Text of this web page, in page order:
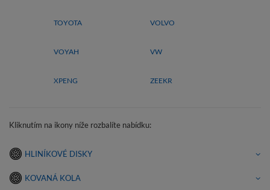
TOYOTA VOLVO
VOYAH VW
XPENG ZEEKR
Kliknutím na ikony níže rozbalíte nabídku:
HLINÍKOVÉ DISKY
KOVANÁ KOLA